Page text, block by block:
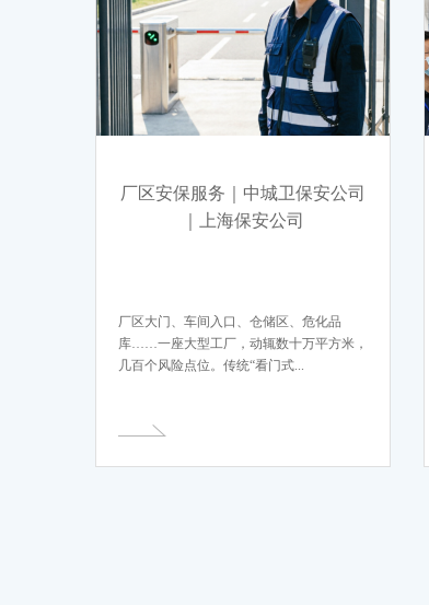
厂区安保服务｜中城卫保安公司
｜上海保安公司
厂区大门、车间入口、仓储区、危化品
库……一座大型工厂，动辄数十万平方米，
几百个风险点位。传统“看门式...